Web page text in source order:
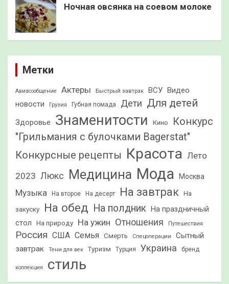
Ночная овсянка на соевом молоке
Метки
Авиасообщение Актеры Быстрый завтрак ВСУ Видео
новости
Грузия Губная помада Дети Для детей
Здоровье Знаменитости Кино
Конкурс
"Грильмания с булочками Bagerstat"
Конкурсные рецепты Красота Лето
2023 Люкс Медицина Мода Москва
Музыка На второе На десерт На завтрак На
закуску На обед На полдник На праздничный
стол
На природу На ужин Отношения Путешествия
Россия США Семья Смерть Спецоперации
Сытный
завтрак
Тени для век Туризм Турция Украина бренд
коллекция стиль